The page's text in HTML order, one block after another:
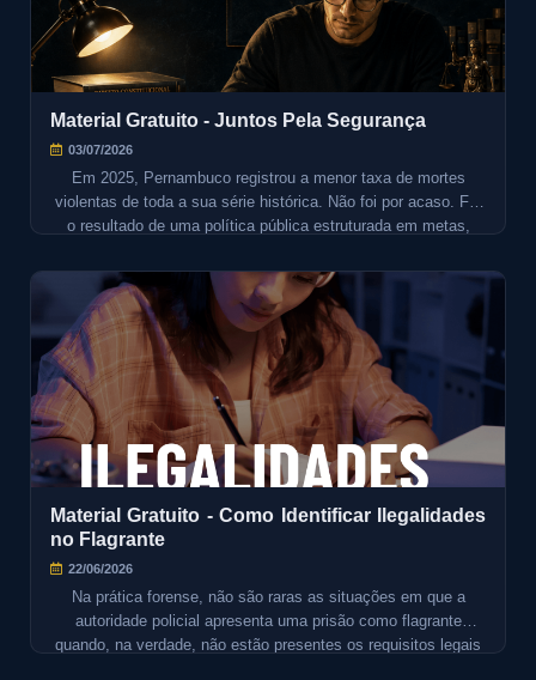
Material Gratuito - Juntos Pela Segurança
03/07/2026
Em 2025, Pernambuco registrou a menor taxa de mortes
violentas de toda a sua série histórica. Não foi por acaso. Foi
o resultado de uma política pública estruturada em metas,
analisa exatamente como isso aconteceu.
Material Gratuito - Como Identificar Ilegalidades
no Flagrante
22/06/2026
Na prática forense, não são raras as situações em que a
autoridade policial apresenta uma prisão como flagrante
quando, na verdade, não estão presentes os requisitos legais